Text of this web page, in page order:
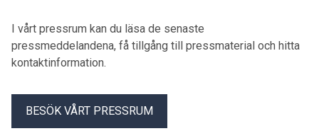
I vårt pressrum kan du läsa de senaste
pressmeddelandena, få tillgång till pressmaterial och hitta
kontaktinformation.
BESÖK VÅRT PRESSRUM